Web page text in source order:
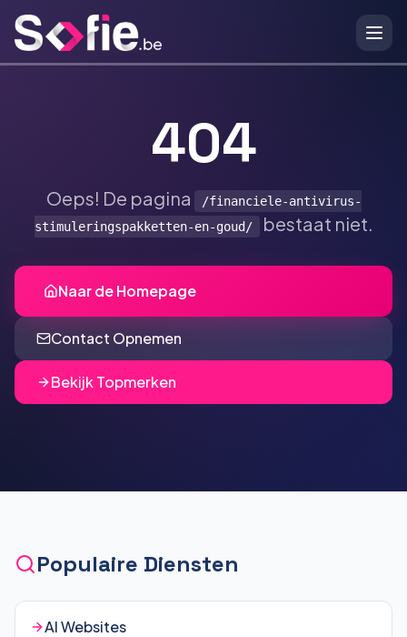
404
Oeps! De pagina
/financiele-antivirus-
stimuleringspakketten-en-goud/ bestaat niet.
Naar de Homepage
Contact Opnemen
Bekijk Topmerken
Populaire Diensten
AI Websites